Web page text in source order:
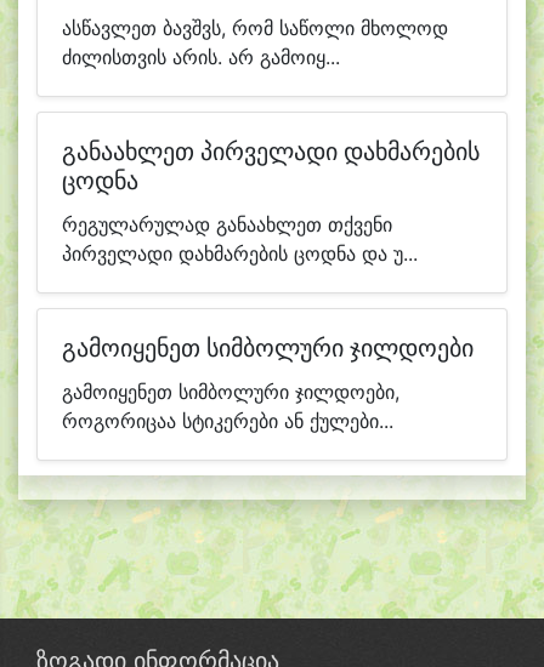
ასწავლეთ ბავშვს, რომ საწოლი მხოლოდ
ძილისთვის არის. არ გამოიყ...
განაახლეთ პირველადი დახმარების
ცოდნა
რეგულარულად განაახლეთ თქვენი
პირველადი დახმარების ცოდნა და უ...
გამოიყენეთ სიმბოლური ჯილდოები
გამოიყენეთ სიმბოლური ჯილდოები,
როგორიცაა სტიკერები ან ქულები...
ზოგადი ინფორმაცია